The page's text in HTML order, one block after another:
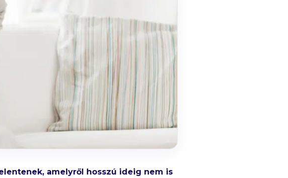
amelyről hosszú ideig nem is